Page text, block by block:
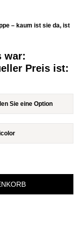
– kaum ist sie da, ist
war:
Preis ist: